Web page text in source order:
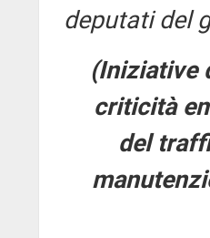
deputati del
(Iniziative
criticità
del